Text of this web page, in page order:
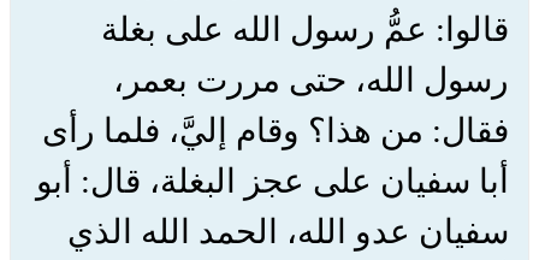
قالوا: عمُّ رسول الله على بغلة
رسول الله، حتى مررت بعمر،
فقال: من هذا؟ وقام إليَّ، فلما رأى
أبا سفيان على عجز البغلة، قال: أبو
سفيان عدو الله، الحمد الله الذي